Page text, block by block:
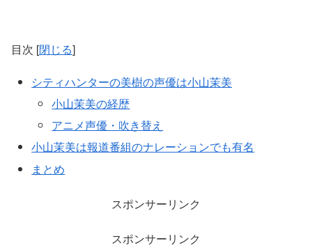
目次 [閉じる]
シティハンターの美樹の声優は小山茉美
小山茉美の経歴
アニメ声優・吹き替え
小山茉美は報道番組のナレーションでも有名
まとめ
スポンサーリンク
スポンサーリンク